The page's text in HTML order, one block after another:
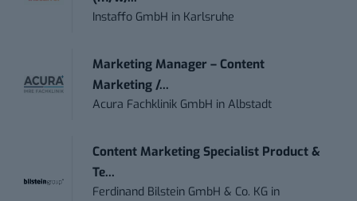
Instaffo GmbH in Karlsruhe
Marketing Manager – Content
Marketing /...
Acura Fachklinik GmbH inAlbstadt
Content Marketing Specialist Product &
Te...
Ferdinand Bilstein GmbH & Co. KG in